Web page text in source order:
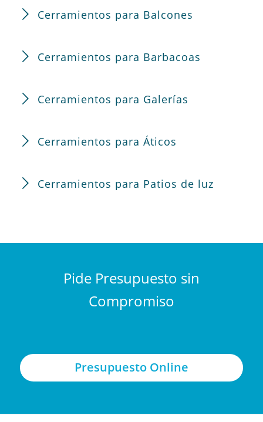
Cerramientos para Balcones
Cerramientos para Barbacoas
Cerramientos para Galerías
Cerramientos para Áticos
Cerramientos para Patios de luz
Pide Presupuesto sin
Compromiso
Presupuesto Online